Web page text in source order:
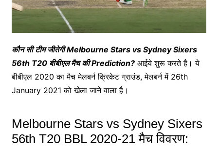
कौन सी टीम जीतेगी Melbourne Stars vs Sydney Sixers
56th T20 बीबीएल मैच की Prediction?आईये शुरू करते है। ये
बीबीएल 2020 का मैच मेलबर्न क्रिकेट ग्राउंड, मेलबर्न में 26th
January 2021 को खेला जाने वाला है।
Melbourne Stars vs Sydney Sixers
56th T20 BBL 2020-21 मैच विवरण: